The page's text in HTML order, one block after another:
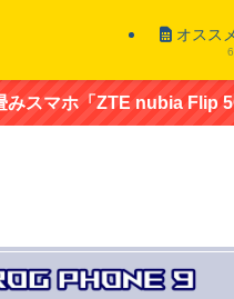
オスス
ホ「ZTE nubia Flip 5G 」